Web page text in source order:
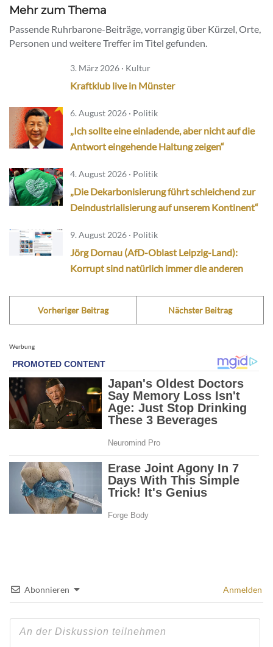
Mehr zum Thema
Passende Ruhrbarone-Beiträge, vorrangig über Kürzel, Orte,
Personen und weitere Treffer im Titel gefunden.
3. März 2026 · Kultur
Kraftklub live in Münster
6. August 2026 · Politik
„Ich sollte eine einladende, aber nicht auf die
Antwort eingehende Haltung zeigen“
4. August 2026 · Politik
„Die Dekarbonisierung führt schleichend zur
Deindustrialisierung auf unserem Kontinent“
9. August 2026 · Politik
Jörg Dornau (AfD-Oblast Leipzig-Land):
Korrupt sind natürlich immer die anderen
Vorheriger Beitrag Nächster Beitrag
Werbung
Abonnieren Anmelden